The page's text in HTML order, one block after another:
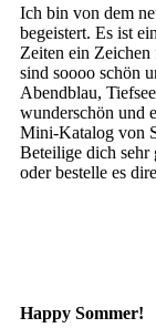
Ich bin von dem
begeistert. Es ist
Zeiten ein Zeichen
sind soooo schön
Abendblau,
wunderschön und
Mini-Katalog von
Beteilige dich sehr
oder bestelle es
Happy Sommer!